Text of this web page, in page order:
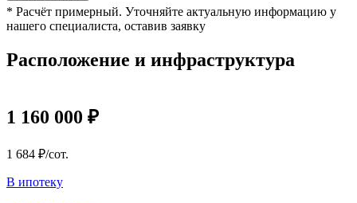
* Расчёт примерный. Уточняйте актуальную информацию у
нашего специалиста, оставив заявку
Расположение и инфраструктура
1 160 000 ₽
1 684 ₽/сот.
В ипотеку